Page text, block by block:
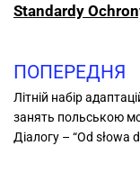
Standardy
ПОПЕРЕДНЯ
Літній набір
занять польською
Діалогу – “Od słowa